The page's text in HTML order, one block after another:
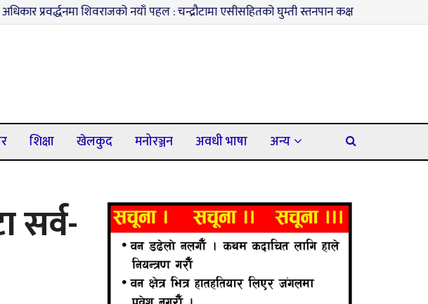
शिवराजको नयाँ पहल : चन्द्रौटामा एसीसहितको घुम्ती स्तनपान कक्ष सञ्चालनमा ३
शिक्षा खेलकुद मनोरञ्जन अवधी भाषा अन्य
सर्व-